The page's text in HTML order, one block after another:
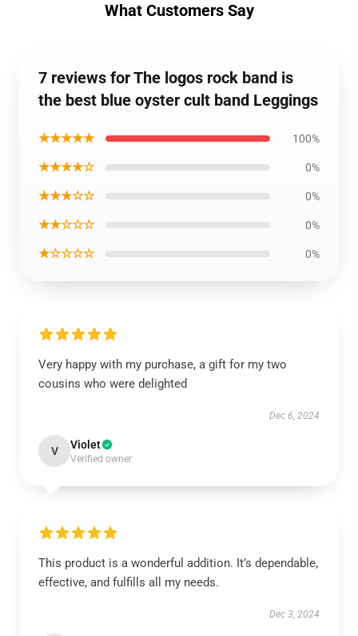
What Customers Say
7 reviews for The logos rock band is
the best blue oyster cult band Leggings
★★★★★ 100%
★★★★☆ 0%
★★★☆☆ 0%
★★☆☆☆ 0%
★☆☆☆☆ 0%
Very happy with my purchase, a gift for my two
cousins who were delighted
Dec 6, 2024
V Violet
Verified owner
This product is a wonderful addition. It’s dependable,
effective, and fulfills all my needs.
Dec 3, 2024